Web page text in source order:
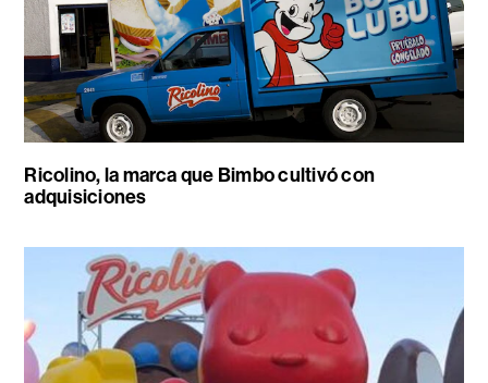
Ricolino, la marca que Bimbo cultivó con
adquisiciones